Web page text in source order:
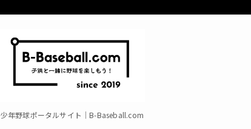
少年野球ポータルサイト｜B-Baseball.com